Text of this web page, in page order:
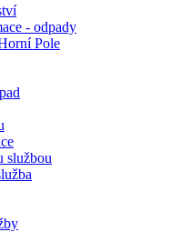
- odpady
Pole
službou